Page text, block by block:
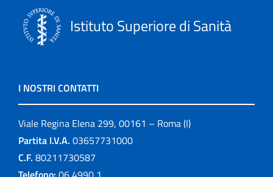
Istituto Superiore di Sanità
I NOSTRI CONTATTI
Viale Regina Elena 299, 00161 – Roma (I)
Partita I.V.A. 03657731000
C.F. 80211730587